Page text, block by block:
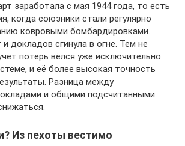
заработала с мая 1944 года, то есть
когда союзники стали регулярно
ковровыми бомбардировками.
докладов сгинула в огне. Тем не
потерь вёлся уже исключительно
и её более высокая точность
Разница между
и общими подсчитанными
Из пехоты вестимо